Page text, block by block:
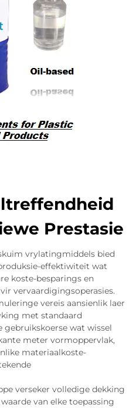
Prestasie
vrylatingmiddels bied
effektiwiteit wat
koste-besparings en
vervaardigingsoperasies.
vereis aansienlik laer
met standaard
wat wissel
meter vormoppervlak,
materiaalkoste-
verseker volledige dekking
van elke toepassing